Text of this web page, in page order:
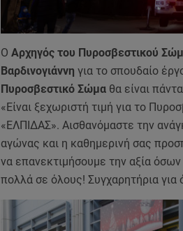
Ο Αρχηγός του Πυροσβεστικού
Βαρδινογιάννη για το σπουδαίο
Πυροσβεστικό Σώμαθα είναι
«Είναι ξεχωριστή τιμή για το
«ΕΛΠΙΔΑΣ». Αισθανόμαστε την
αγώνας και η καθημερινή σας
να επανεκτιμήσουμε την αξία
πολλά σε όλους! Συγχαρητήρια για